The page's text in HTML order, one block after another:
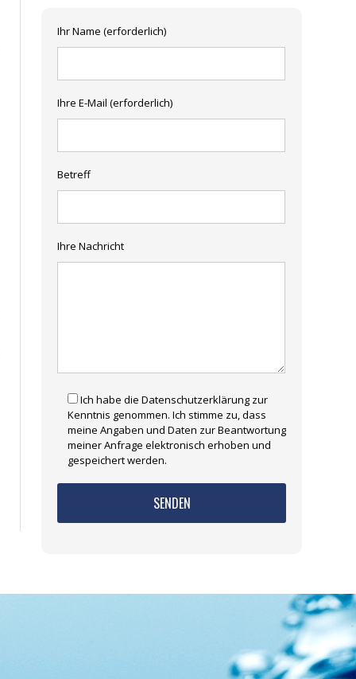
Ihr Name (erforderlich)
Ihre E-Mail (erforderlich)
Betreff
Ihre Nachricht
Ich habe die Datenschutzerklärung zur
Kenntnis genommen. Ich stimme zu, dass
meine Angaben und Daten zur Beantwortung
meiner Anfrage elektronisch erhoben und
gespeichert werden.